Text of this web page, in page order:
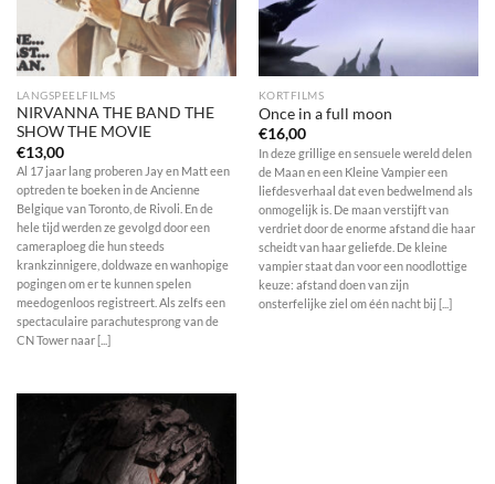
LANGSPEELFILMS
NIRVANNA THE BAND THE
SHOW THE MOVIE
€13,00
Al 17 jaar lang proberen Jay en Matt een
optreden te boeken in de Ancienne
Belgique van Toronto, de Rivoli. En de
hele tijd werden ze gevolgd door een
cameraploeg die hun steeds
krankzinnigere, doldwaze en wanhopige
pogingen om er te kunnen spelen
meedogenloos registreert. Als zelfs een
spectaculaire parachutesprong van de
CN Tower naar [...]
KORTFILMS
Once in a full moon
€16,00
In deze grillige en sensuele wereld delen
de Maan en een Kleine Vampier een
liefdesverhaal dat even bedwelmend als
onmogelijk is. De maan verstijft van
verdriet door de enorme afstand die haar
scheidt van haar geliefde. De kleine
vampier staat dan voor een noodlottige
keuze: afstand doen van zijn
onsterfelijke ziel om één nacht bij [...]